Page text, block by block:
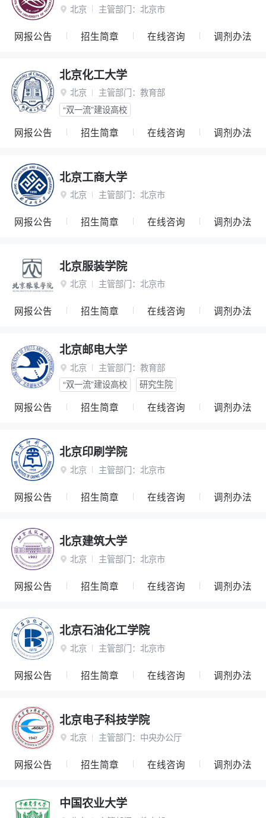
 北京 主管部门： 北京市
网报公告 招生简章 在线咨询 调剂办法
北京化工大学
 北京 主管部门： 教育部
“双一流”建设高校
网报公告 招生简章 在线咨询 调剂办法
北京工商大学
 北京 主管部门： 北京市
网报公告 招生简章 在线咨询 调剂办法
北京服装学院
 北京 主管部门： 北京市
网报公告 招生简章 在线咨询 调剂办法
北京邮电大学
 北京 主管部门： 教育部
“双一流”建设高校
研究生院
网报公告 招生简章 在线咨询 调剂办法
北京印刷学院
 北京 主管部门： 北京市
网报公告 招生简章 在线咨询 调剂办法
北京建筑大学
 北京 主管部门： 北京市
网报公告 招生简章 在线咨询 调剂办法
北京石油化工学院
 北京 主管部门： 北京市
网报公告 招生简章 在线咨询 调剂办法
北京电子科技学院
 北京 主管部门： 中央办公厅
网报公告 招生简章 在线咨询 调剂办法
中国农业大学